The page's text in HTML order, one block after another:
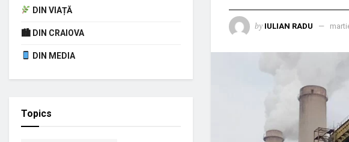
by IULIAN RADU
DIN VIAȚĂ
🏙 DIN CRAIOVA
DIN MEDIA
Topics